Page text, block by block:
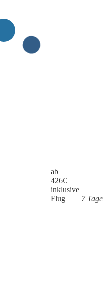
ab
426€
inklusive
Flug
7 Tage